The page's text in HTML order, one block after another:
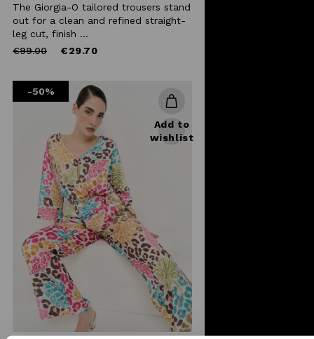
The Giorgia-O tailored trousers stand
out for a clean and refined straight-
leg cut, finish ...
Price
€99.00to €29.70
-50%
Add to
wishlist